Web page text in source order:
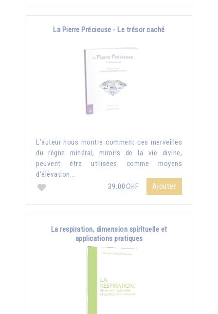
La Pierre Précieuse - Le trésor caché
L’auteur nous montre comment ces merveilles
du règne minéral, miroirs de la vie divine,
peuvent être utilisées comme moyens
d’élévation...
39.00CHF
Ajouter
La respiration, dimension spirituelle et
applications pratiques